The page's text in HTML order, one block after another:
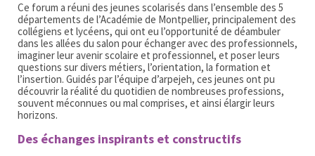
Ce forum a réuni des jeunes scolarisés dans l’ensemble des 5
départements de l’Académie de Montpellier, principalement des
collégiens et lycéens, qui ont eu l’opportunité de déambuler
dans les allées du salon pour échanger avec des professionnels,
imaginer leur avenir scolaire et professionnel, et poser leurs
questions sur divers métiers, l’orientation, la formation et
l’insertion. Guidés par l’équipe d’arpejeh, ces jeunes ont pu
découvrir la réalité du quotidien de nombreuses professions,
souvent méconnues ou mal comprises, et ainsi élargir leurs
horizons.
Des échanges inspirants et constructifs